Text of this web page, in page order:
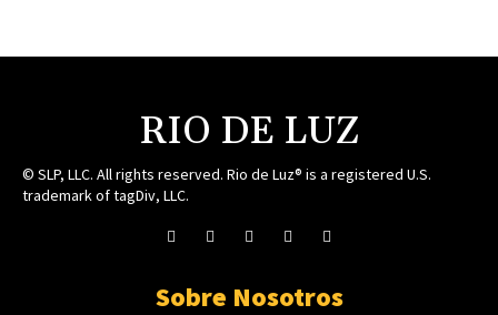
RIO DE LUZ
© SLP, LLC. All rights reserved. Rio de Luz® is a registered U.S.
trademark of tagDiv, LLC.
Sobre Nosotros